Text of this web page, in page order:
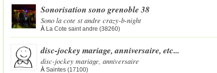
Sonorisation sono grenoble 38
Sono la cote st andre crazy-b-night
À La Cote saint andre (38260)
disc-jockey mariage, anniversaire, etc...
disc-jockey mariage, anniversaire
À Saintes (17100)